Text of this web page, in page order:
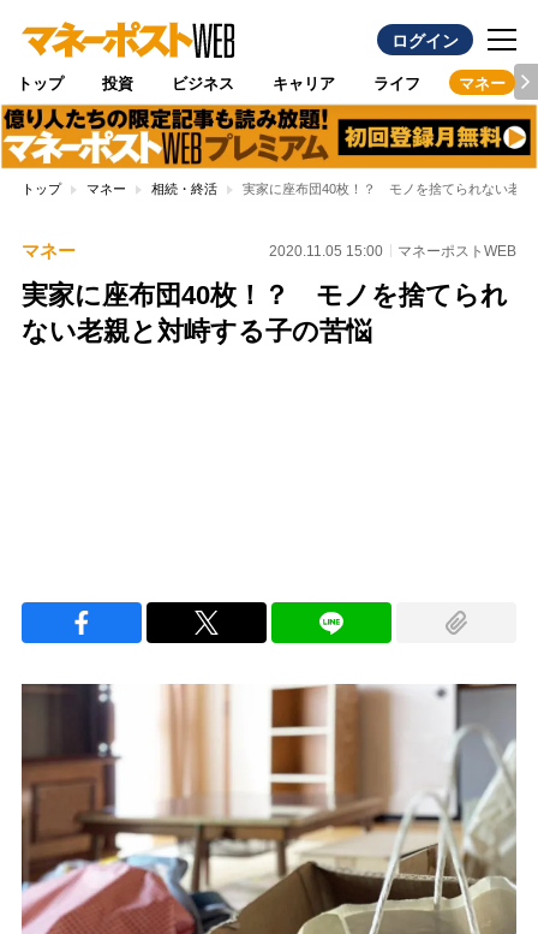
ログイン
トップ 投資 ビジネス キャリア ライフ マネー
トップ マネー 相続・終活 実家に座布団40枚！？ モノを捨てられない老親
マネー 2020.11.05 15:00 マネーポストWEB
実家に座布団40枚！？ モノを捨てられ
ない老親と対峙する子の苦悩